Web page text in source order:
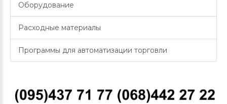
Оборудование
Расходные материалы
Программы для автоматизации торговли